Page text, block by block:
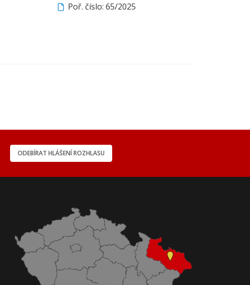
Poř. číslo: 65/2025
ODEBÍRAT HLÁŠENÍ ROZHLASU